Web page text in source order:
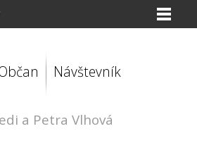
Návštevník
a Petra Vlhová